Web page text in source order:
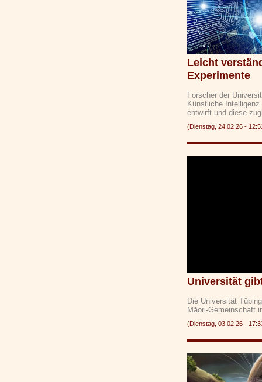
Leicht
Experimente
Forscher der
Künstliche
entwirft und diese
(Dienstag, 24.02.26 -
Universität
Die Universität
Māori-
(Dienstag, 03.02.26 -